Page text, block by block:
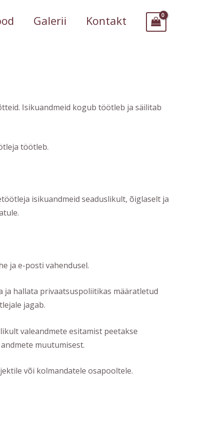
Galerii Kontakt
Isikuandmeid kogub töötleb ja säilitab
töötleb.
isikuandmeid seaduslikult, õiglaselt ja
ja e-posti vahendusel.
ja hallata privaatsuspoliitikas määratletud
jagab.
valeandmete esitamist peetakse
muutumisest.
või kolmandatele osapooltele.